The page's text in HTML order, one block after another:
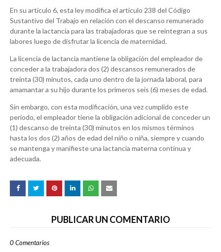
En su artículo 6, esta ley modifica el artículo 238 del Código
Sustantivo del Trabajo en relación con el descanso remunerado
durante la lactancia para las trabajadoras que se reintegran a sus
labores luego de disfrutar la licencia de maternidad.
La licencia de lactancia mantiene la obligación del empleador de
conceder a la trabajadora dos (2) descansos remunerados de
treinta (30) minutos, cada uno dentro de la jornada laboral, para
amamantar a su hijo durante los primeros seis (6) meses de edad.
Sin embargo, con esta modificación, una vez cumplido este
período, el empleador tiene la obligación adicional de conceder un
(1) descanso de treinta (30) minutos en los mismos términos
hasta los dos (2) años de edad del niño o niña, siempre y cuando
se mantenga y manifieste una lactancia materna continua y
adecuada.
PUBLICAR UN COMENTARIO
0 Comentarios